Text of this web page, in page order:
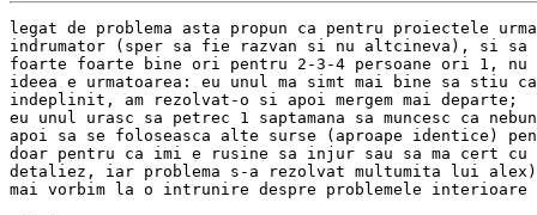
legat de problema asta propun ca pentru proiectele
indrumator (sper sa fie razvan si nu altcineva), si sa
foarte foarte bine ori pentru 2-3-4 persoane ori 1, nu
ideea e urmatoarea: eu unul ma simt mai bine sa stiu
indeplinit, am rezolvat-o si apoi mergem mai departe;
eu unul urasc sa petrec 1 saptamana sa muncesc ca
apoi sa se foloseasca alte surse (aproape identice)
doar pentru ca imi e rusine sa injur sau sa ma cert
detaliez, iar problema s-a rezolvat multumita lui alex)
mai vorbim la o intrunire despre problemele interioare